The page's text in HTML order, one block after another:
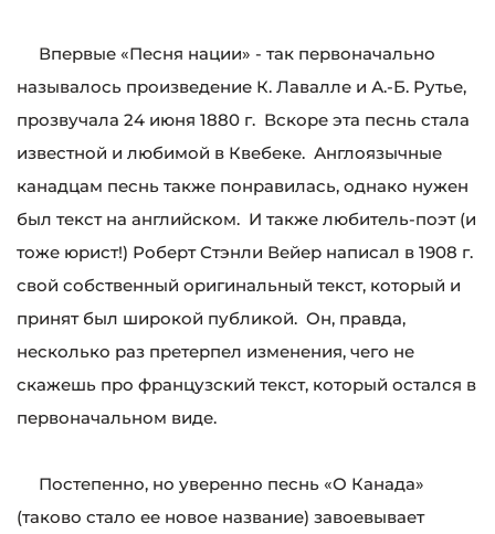
Впервые «Песня нации» - так первоначально
называлось произведение К. Лавалле и А.-Б. Рутье,
прозвучала 24 июня 1880 г. Вскоре эта песнь стала
известной и любимой в Квебеке. Англоязычные
канадцам песнь также понравилась, однако нужен
был текст на английском. И также любитель-поэт (и
тоже юрист!) Роберт Стэнли Вейер написал в 1908 г.
свой собственный оригинальный текст, который и
принят был широкой публикой. Он, правда,
несколько раз претерпел изменения, чего не
скажешь про французский текст, который остался в
первоначальном виде.
Постепенно, но уверенно песнь «О Канада»
(таково стало ее новое название) завоевывает